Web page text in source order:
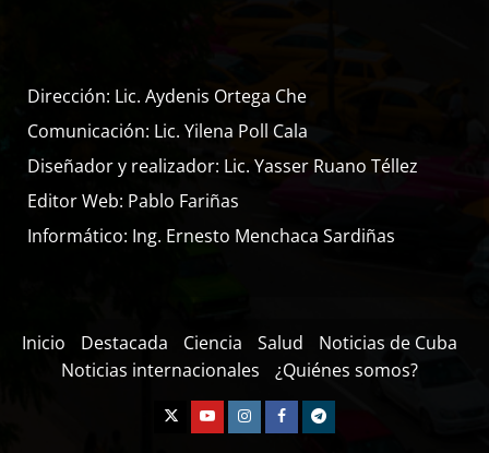
Dirección: Lic. Aydenis Ortega Che
Comunicación: Lic. Yilena Poll Cala
Diseñador y realizador: Lic. Yasser Ruano Téllez
Editor Web: Pablo Fariñas
Informático: Ing. Ernesto Menchaca Sardiñas
Inicio Destacada Ciencia Salud
Noticias de Cuba
Noticias internacionales
¿Quiénes somos?